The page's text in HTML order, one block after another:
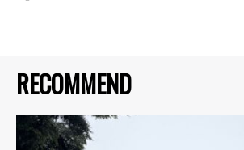
RECOMMEND